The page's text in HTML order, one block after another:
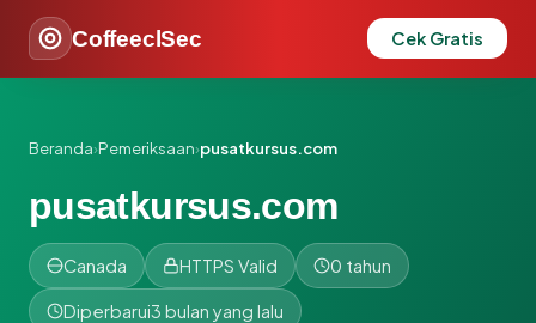
CoffeeclSec Cek Gratis
Beranda›Pemeriksaan›pusatkursus.com
pusatkursus.com
Canada HTTPS Valid 0 tahun
Diperbarui3 bulan yang lalu